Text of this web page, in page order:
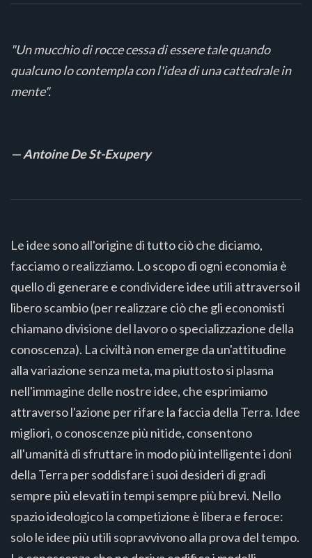
"Un mucchio di rocce cessa di essere tale quando
qualcuno lo contempla con l'idea di una cattedrale in
mente".
— Antoine De St-Exupery
Le idee sono all'origine di tutto ciò che diciamo,
facciamo o realizziamo. Lo scopo di ogni economia è
quello di generare e condividere idee utili attraverso il
libero scambio (per realizzare ciò che gli economisti
chiamano divisione del lavoro o specializzazione della
conoscenza). La civiltà non emerge da un'attitudine
alla variazione senza meta, ma piuttosto si plasma
nell'immagine delle nostre idee, che esprimiamo
attraverso l'azione per rifare la faccia della Terra. Idee
migliori, o conoscenze più nitide, consentono
all'umanità di sfruttare in modo più intelligente i doni
della Terra per soddisfare i suoi desideri di gradi
sempre più elevati in tempi sempre più brevi. Nello
spazio ideologico la competizione è libera e feroce:
solo le idee più utili sopravvivono alla prova del tempo.